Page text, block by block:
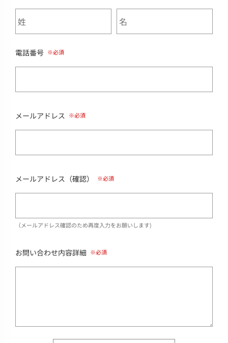
電話番号
メールアドレス
メールアドレス（確認）
（メールアドレス確認のため再度入力をお願いします)
お問い合わせ内容詳細